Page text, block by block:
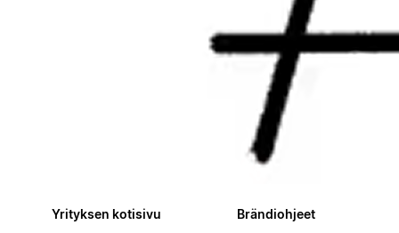
Yrityksen kotisivu Brändiohjeet